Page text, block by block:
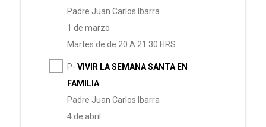
Padre Juan Carlos Ibarra
1 de marzo
Martes de de 20 A 21:30 HRS.
P- VIVIR LA SEMANA SANTA EN
FAMILIA
Padre Juan Carlos Ibarra
4 de abril